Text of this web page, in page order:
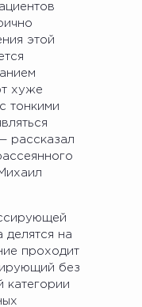
этой
хуже
тонкими
рассказал
на
проходит
без
категории